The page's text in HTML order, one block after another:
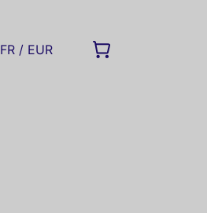
FR / EUR